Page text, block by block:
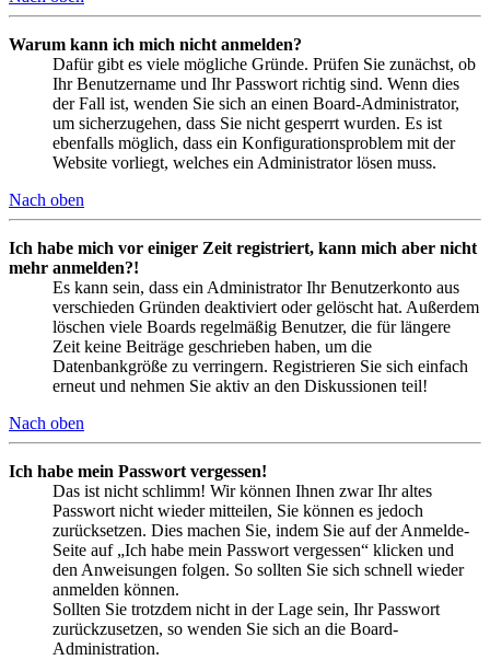
Warum kann ich mich nicht anmelden?
Dafür gibt es viele mögliche Gründe. Prüfen Sie zunächst, ob
Ihr Benutzername und Ihr Passwort richtig sind. Wenn dies
der Fall ist, wenden Sie sich an einen Board-Administrator,
um sicherzugehen, dass Sie nicht gesperrt wurden. Es ist
ebenfalls möglich, dass ein Konfigurationsproblem mit der
Website vorliegt, welches ein Administrator lösen muss.
Nach oben
Ich habe mich vor einiger Zeit registriert, kann mich aber nicht
mehr anmelden?!
Es kann sein, dass ein Administrator Ihr Benutzerkonto aus
verschieden Gründen deaktiviert oder gelöscht hat. Außerdem
löschen viele Boards regelmäßig Benutzer, die für längere
Zeit keine Beiträge geschrieben haben, um die
Datenbankgröße zu verringern. Registrieren Sie sich einfach
erneut und nehmen Sie aktiv an den Diskussionen teil!
Nach oben
Ich habe mein Passwort vergessen!
Das ist nicht schlimm! Wir können Ihnen zwar Ihr altes
Passwort nicht wieder mitteilen, Sie können es jedoch
zurücksetzen. Dies machen Sie, indem Sie auf der Anmelde-
Seite auf „Ich habe mein Passwort vergessen“ klicken und
den Anweisungen folgen. So sollten Sie sich schnell wieder
anmelden können.
Sollten Sie trotzdem nicht in der Lage sein, Ihr Passwort
zurückzusetzen, so wenden Sie sich an die Board-
Administration.